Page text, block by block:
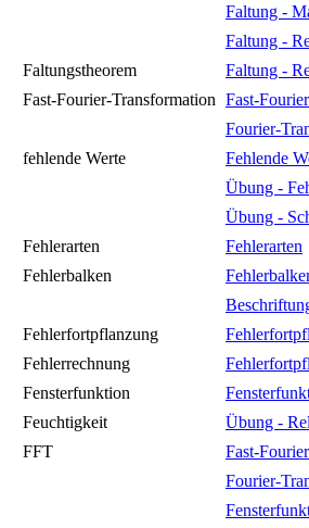
Faltung -
Faltung -
Faltungstheorem
Faltung -
Fast-Fourier-Transformation Fast-
Fourier-
fehlende Werte
Fehlende
Übung -
Übung -
Fehlerarten
Fehlerarten
Fehlerbalken
Fehlerfortpflanzung
Fehlerrechnung
Fensterfunktion
Feuchtigkeit
Übung -
FFT
Fast-
Fourier-